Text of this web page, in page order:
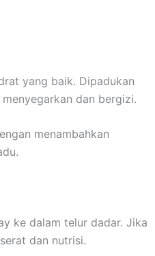
yang baik. Dipadukan
dan bergizi.
menambahkan
ke dalam telur dadar. Jika
dan nutrisi.